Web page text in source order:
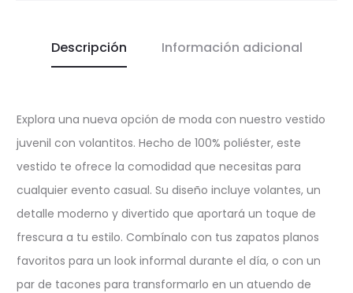
Descripción Información adicional
Explora una nueva opción de moda con nuestro vestido
juvenil con volantitos. Hecho de 100% poliéster, este
vestido te ofrece la comodidad que necesitas para
cualquier evento casual. Su diseño incluye volantes, un
detalle moderno y divertido que aportará un toque de
frescura a tu estilo. Combínalo con tus zapatos planos
favoritos para un look informal durante el día, o con un
par de tacones para transformarlo en un atuendo de